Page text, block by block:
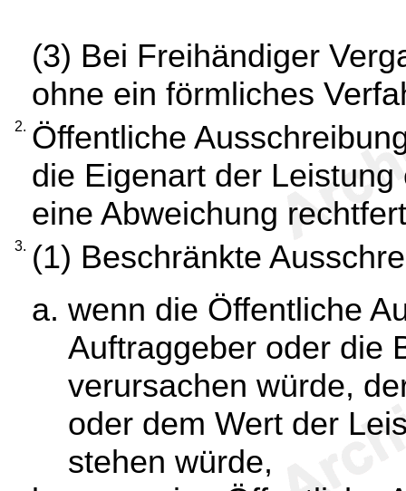
(3) Bei Freihändiger
ohne ein förmliches
2. Öffentliche
die Eigenart der
eine Abweichung
3. (1) Beschränkte
wenn die Öffentliche
Auftraggeber oder die
verursachen würde,
oder dem Wert der
stehen würde,